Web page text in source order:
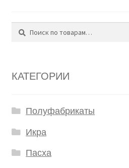
Поиск
КАТЕГОРИИ
Полуфабрикаты
Икра
Пасха